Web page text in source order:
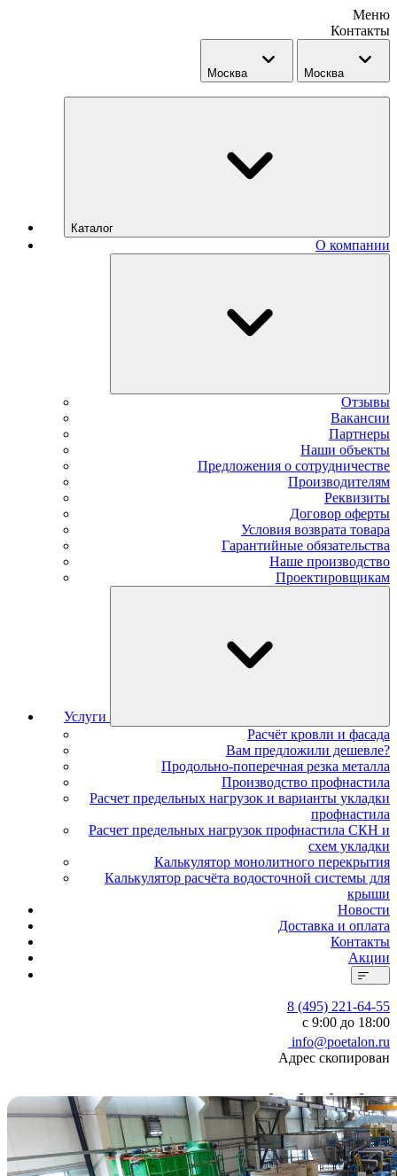
Меню
Контакты
Москва Москва
Каталог
О компании
Отзывы
Вакансии
Партнеры
Наши объекты
Предложения о сотрудничестве
Производителям
Реквизиты
Договор оферты
Условия возврата товара
Гарантийные обязательства
Наше производство
Проектировщикам
Услуги
Расчёт кровли и фасада
Вам предложили дешевле?
Продольно-поперечная резка металла
Производство профнастила
Расчет предельных нагрузок и варианты укладки
профнастила
Расчет предельных нагрузок профнастила СКН и
схем укладки
Калькулятор монолитного перекрытия
Калькулятор расчёта водосточной системы для
крыши
Новости
Доставка и оплата
Контакты
Акции
8 (495) 221-64-55
с 9:00 до 18:00
info@poetalon.ru
Адрес скопирован